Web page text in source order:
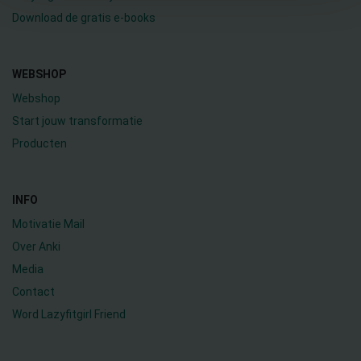
Download de gratis e-books
WEBSHOP
Webshop
Start jouw transformatie
Producten
INFO
Motivatie Mail
Over Anki
Media
Contact
Word Lazyfitgirl Friend